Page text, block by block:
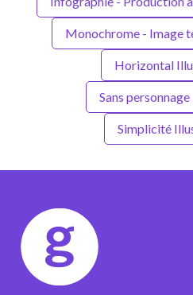
Monochrome - Image
Horizontal
Sans
Simplicité